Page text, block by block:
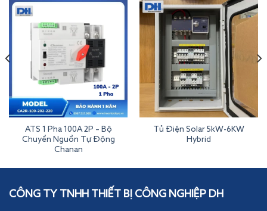
ATS 1 Pha 100A 2P – Bộ
Chuyển Nguồn Tự Động
Chanan
Tủ Điện Solar 5kW-6KW
Hybrid
Bộ Chuyển Nguồn ATS 3 Pha 100A 4P Chanan
CÔNG TY TNHH THIẾT BỊ CÔNG NGHIỆP DH